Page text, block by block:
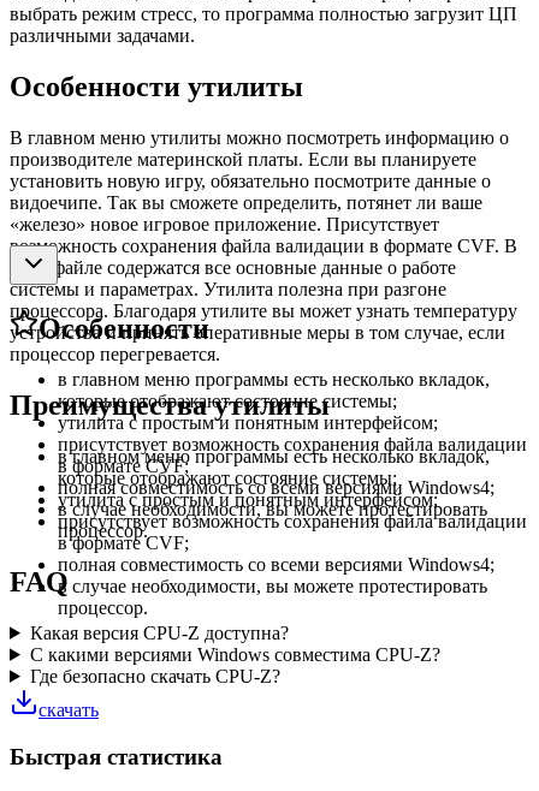
выбрать режим стресс, то программа полностью загрузит ЦП
различными задачами.
Особенности утилиты
В главном меню утилиты можно посмотреть информацию о
производителе материнской платы. Если вы планируете
установить новую игру, обязательно посмотрите данные о
видоечипе. Так вы сможете определить, потянет ли ваше
«железо» новое игровое приложение. Присутствует
возможность сохранения файла валидации в формате CVF. В
этом файле содержатся все основные данные о работе
системы и параметрах. Утилита полезна при разгоне
процессора. Благодаря утилите вы может узнать температуру
устройства и принять оперативные меры в том случае, если
процессор перегревается.
Преимущества утилиты
в главном меню программы есть несколько вкладок,
которые отображают состояние системы;
утилита с простым и понятным интерфейсом;
присутствует возможность сохранения файла валидации
в формате CVF;
полная совместимость со всеми версиями Windows4;
в случае необходимости, вы можете протестировать
процессор.
Особенности
в главном меню программы есть несколько вкладок,
которые отображают состояние системы;
утилита с простым и понятным интерфейсом;
присутствует возможность сохранения файла валидации
в формате CVF;
полная совместимость со всеми версиями Windows4;
в случае необходимости, вы можете протестировать
процессор.
FAQ
Какая версия CPU-Z доступна?
С какими версиями Windows совместима CPU-Z?
Где безопасно скачать CPU-Z?
скачать
Быстрая статистика